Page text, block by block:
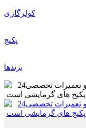
کولرگازی
پکیج
برندها